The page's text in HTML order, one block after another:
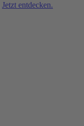
Jetzt entdecken.